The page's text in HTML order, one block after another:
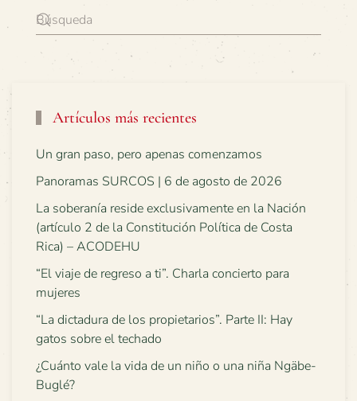
Artículos más recientes
Un gran paso, pero apenas comenzamos
Panoramas SURCOS | 6 de agosto de 2026
La soberanía reside exclusivamente en la Nación
(artículo 2 de la Constitución Política de Costa
Rica) – ACODEHU
“El viaje de regreso a ti”. Charla concierto para
mujeres
“La dictadura de los propietarios”. Parte II: Hay
gatos sobre el techado
¿Cuánto vale la vida de un niño o una niña Ngäbe-
Buglé?